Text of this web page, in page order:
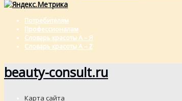
Потребителям
Профессионалам
Словарь красоты А – Я
Словарь красоты A – Z
beauty-consult.ru
Карта сайта